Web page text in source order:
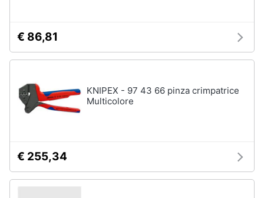
€ 86,81
KNIPEX - 97 43 66 pinza crimpatrice
Multicolore
€ 255,34